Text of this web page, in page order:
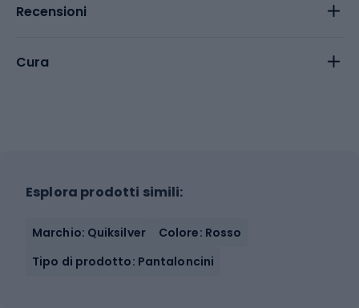
Recensioni
Cura
Esplora prodotti simili:
Marchio: Quiksilver
Colore: Rosso
Tipo di prodotto: Pantaloncini